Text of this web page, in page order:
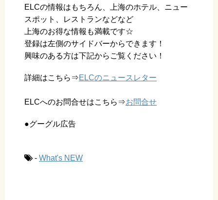
ELCの情報はもちろん、上海のホテル、ニュー
スポット、レストランなどなど
上海のお得な情報も満載です☆
登録は左側のサイドバーからできます！
興味のある方は下記からご覧ください！
詳細はこちら⇒ELCのニュースレター
ELCへのお問合せはこちら⇒お問合せ
●グーグル広告
- What's NEW